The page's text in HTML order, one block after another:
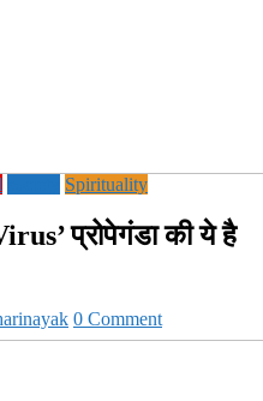
Spirituality
प्रोपेगंडा की ये है
0 Comment